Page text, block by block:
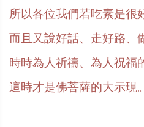
所以各位我們若吃素是很
而且又說好話、走好路、
時時為人祈禱、為人祝福
這時才是佛菩薩的大示現。